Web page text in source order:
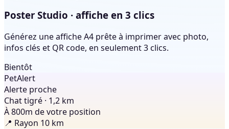
Poster Studio · affiche en 3 clics
Générez une affiche A4 prête à imprimer avec photo,
infos clés et QR code, en seulement 3 clics.
Bientôt
PetAlert
Alerte proche
Chat tigré · 1,2 km
À 800m de votre position
📍 Rayon 10 km